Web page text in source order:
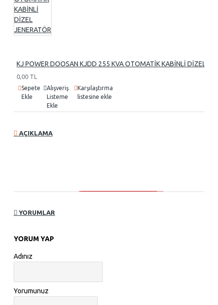
KJ POWER DOOSAN KJDD 255 KVA OTOMATİK KABİNLİ DİZEL
0,00 TL
Sepete
Ekle
Alışveriş
Listeme
Ekle
Karşılaştırma
listesine ekle
AÇIKLAMA
YORUMLAR
YORUM YAP
Adınız
Yorumunuz